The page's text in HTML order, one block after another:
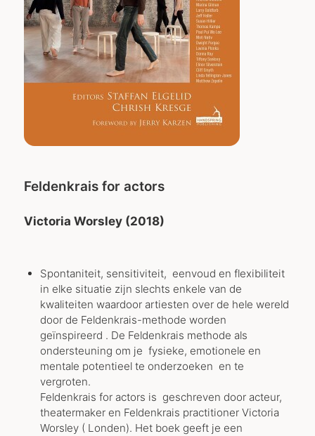
Feldenkrais for actors
Victoria Worsley (2018)
Spontaniteit, sensitiviteit, eenvoud en flexibiliteit
in elke situatie zijn slechts enkele van de
kwaliteiten waardoor artiesten over de hele wereld
door de Feldenkrais-methode worden
geïnspireerd . De Feldenkrais methode als
ondersteuning om je fysieke, emotionele en
mentale potentieel te onderzoeken en te
vergroten.
Feldenkrais for actors is geschreven door acteur,
theatermaker en Feldenkrais practitioner Victoria
Worsley ( Londen). Het boek geeft je een